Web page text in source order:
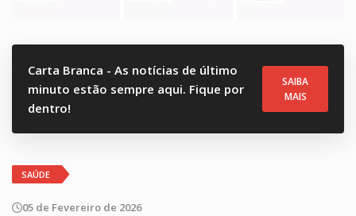
Carta Branca - As notícias de último
minuto estão sempre aqui. Fique por
dentro!
SAIBA
MAIS
SAÚDE
05 de Fevereiro de 2026